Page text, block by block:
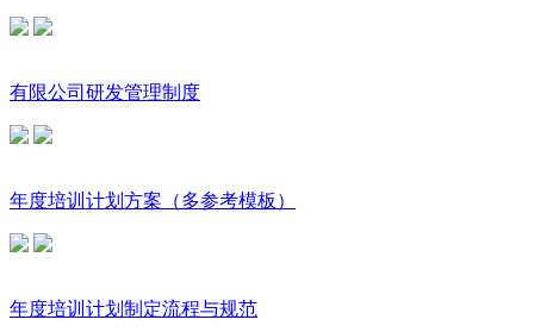
有限公司研发管理制度
年度培训计划方案（多参考模板）
年度培训计划制定流程与规范